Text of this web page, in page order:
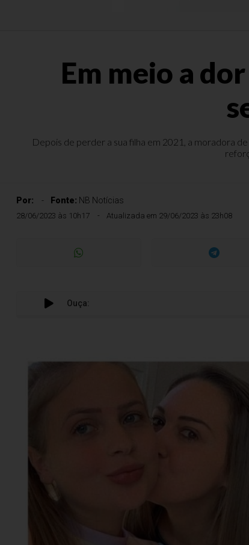
Em meio a
Depois de perder a sua filha em 2021, a moradora
Por: Fonte: NB Notícias
28/06/2023 às 10h17 Atualizada em 29/06/2023 às 23h08
Ouça: